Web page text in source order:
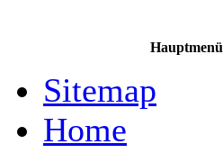
Hauptmenü
Sitemap
Home